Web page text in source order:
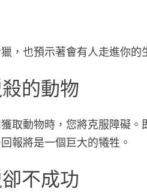
，也預示著會有人走進你的
的動物
取動物時，您將克服障礙
報將是一個巨大的犧牲。
不成功